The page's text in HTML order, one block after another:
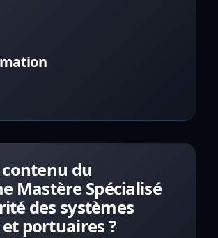
du
Mastère Spécialisé
des systèmes
portuaires ?